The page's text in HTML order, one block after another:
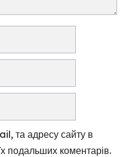
та адресу сайту в
подальших коментарів.